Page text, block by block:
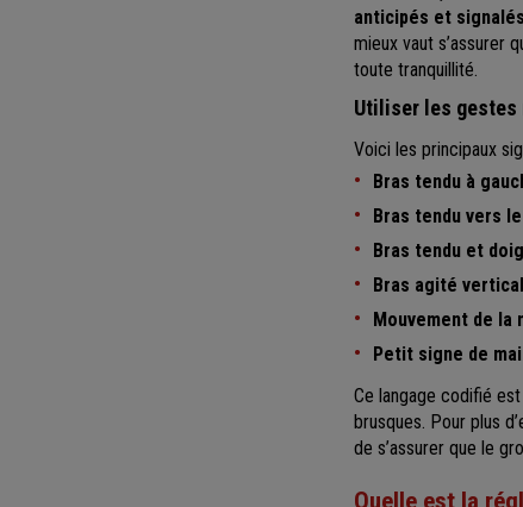
anticipés et signalés
mieux vaut s’assurer
toute tranquillité.
Utiliser les gestes
Voici les principaux
Bras tendu à
Bras tendu vers
Bras tendu et
Bras agité
Mouvement de la
Petit signe de
Ce langage codifié
brusques. Pour plus
de s’assurer que le